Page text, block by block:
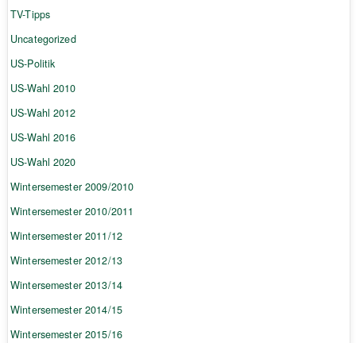
TV-Tipps
Uncategorized
US-Politik
US-Wahl 2010
US-Wahl 2012
US-Wahl 2016
US-Wahl 2020
Wintersemester 2009/2010
Wintersemester 2010/2011
Wintersemester 2011/12
Wintersemester 2012/13
Wintersemester 2013/14
Wintersemester 2014/15
Wintersemester 2015/16